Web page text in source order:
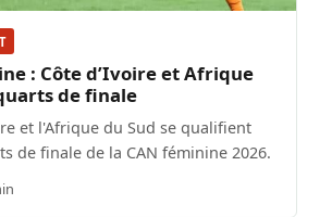
: Côte d’Ivoire et Afrique
de finale
et l'Afrique du Sud se qualifient
de finale de la CAN féminine 2026.